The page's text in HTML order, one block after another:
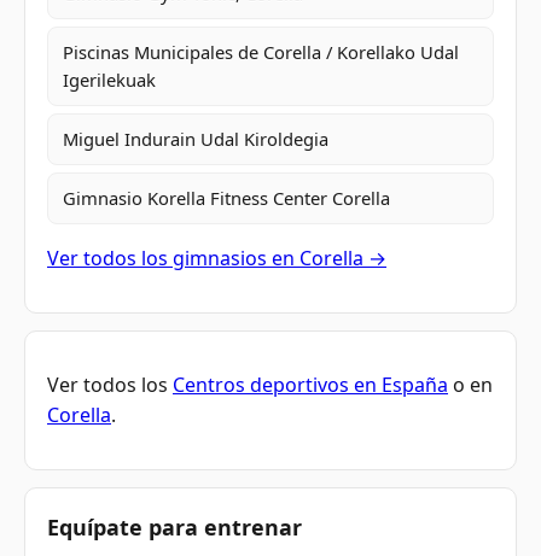
Piscinas Municipales de Corella / Korellako Udal
Igerilekuak
Miguel Indurain Udal Kiroldegia
Gimnasio Korella Fitness Center Corella
Ver todos los gimnasios en Corella →
Ver todos los Centros deportivos en España o en
Corella.
Equípate para entrenar